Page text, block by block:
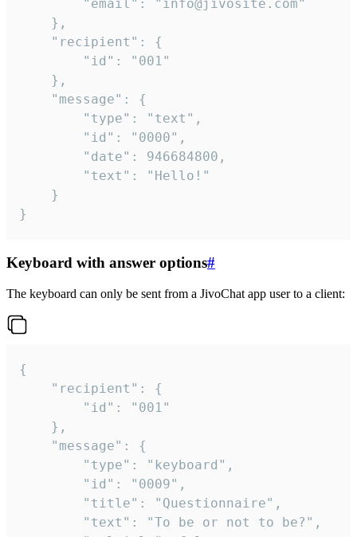
}
Keyboard with answer options#
The keyboard can only be sent from a JivoChat app user to a client:
{